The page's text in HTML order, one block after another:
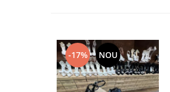
-17% NOU